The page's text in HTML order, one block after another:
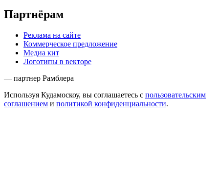
Партнёрам
Реклама на сайте
Коммерческое предложение
Медиа кит
Логотипы в векторе
— партнер Рамблера
Используя Кудамоскоу, вы соглашаетесь с пользовательским
соглашением и политикой конфиденциальности.